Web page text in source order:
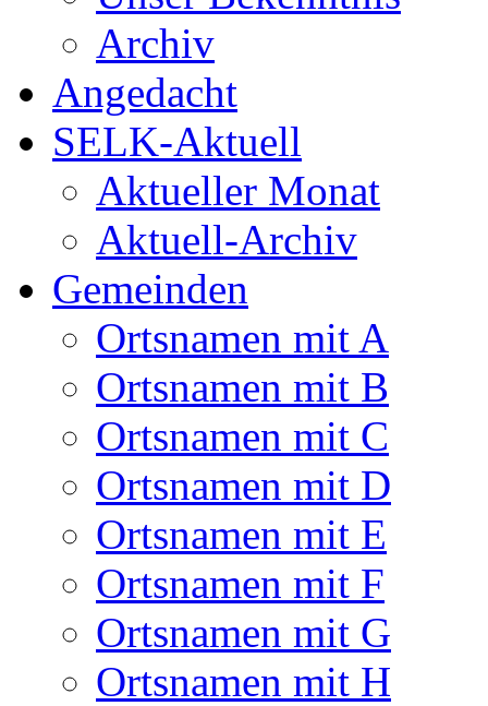
Archiv
Angedacht
SELK-Aktuell
Aktueller Monat
Aktuell-Archiv
Gemeinden
Ortsnamen mit A
Ortsnamen mit B
Ortsnamen mit C
Ortsnamen mit D
Ortsnamen mit E
Ortsnamen mit F
Ortsnamen mit G
Ortsnamen mit H